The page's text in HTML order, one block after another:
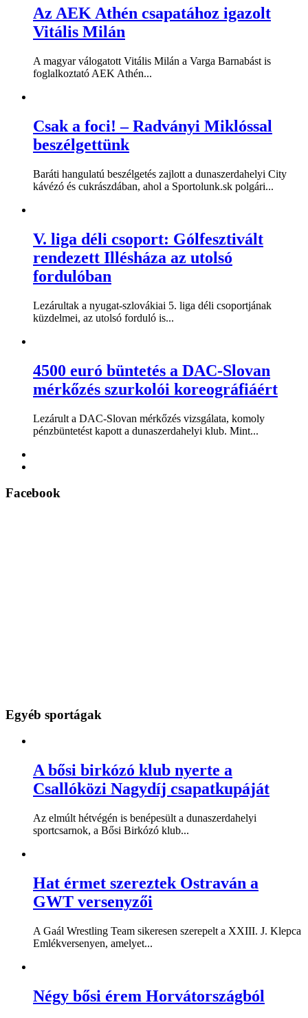
Az AEK Athén csapatához igazolt
Vitális Milán
A magyar válogatott Vitális Milán a Varga Barnabást is
foglalkoztató AEK Athén...
Csak a foci! – Radványi Miklóssal
beszélgettünk
Baráti hangulatú beszélgetés zajlott a dunaszerdahelyi City
kávézó és cukrászdában, ahol a Sportolunk.sk polgári...
V. liga déli csoport: Gólfesztivált
rendezett Illésháza az utolsó
fordulóban
Lezárultak a nyugat-szlovákiai 5. liga déli csoportjának
küzdelmei, az utolsó forduló is...
4500 euró büntetés a DAC-Slovan
mérkőzés szurkolói koreográfiáért
Lezárult a DAC-Slovan mérkőzés vizsgálata, komoly
pénzbüntetést kapott a dunaszerdahelyi klub. Mint...
Facebook
Egyéb sportágak
A bősi birkózó klub nyerte a
Csallóközi Nagydíj csapatkupáját
Az elmúlt hétvégén is benépesült a dunaszerdahelyi
sportcsarnok, a Bősi Birkózó klub...
Hat érmet szereztek Ostraván a
GWT versenyzői
A Gaál Wrestling Team sikeresen szerepelt a XXIII. J. Klepca
Emlékversenyen, amelyet...
Négy bősi érem Horvátországból